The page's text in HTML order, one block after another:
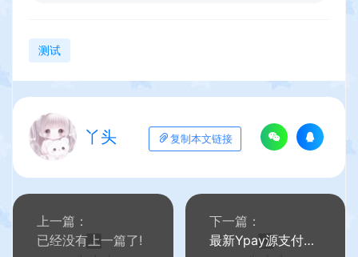
测试
丫头 复制本文链接
上一篇：
已经没有上一篇了!
下一篇：
最新Ypay源支付系统源码 支持易支付和码支付 V6.9.9